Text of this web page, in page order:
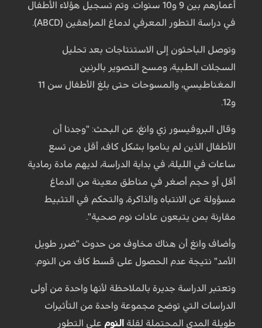
أعمارهم بين 9 و10 سنوات. وتم تسجيل هؤلاء الأطفال
في دراسة التطور المعرفي لدماغ المراهقين (ABCD).
وتوصل الباحثون إلى الاستنتاجات بعد تحليل
السجلات الطبية، ومسح التصوير بالرنين
المغناطيسي، والمسوحات حتى بلغ الأطفال سن 11
و12.
وقال البروفيسور زي وانغ، عن البحث: "وجدنا أن
الأطفال الذين لم يناموا بشكل كاف، أقل من تسع
ساعات في الليلة، في بداية الدراسة، لديهم مادة رمادية
أقل أو حجم أصغر في مناطق معينة من الدماغ
مسؤولة عن الانتباه والذاكرة، والتحكم في التثبيط
مقارنة بمن يتبعون عادات نوم صحية".
وأضاف وانغ أن هناك مخاوف من حدوث "ضرر طويل
الأمد" نتيجة عدم الحصول على قسط كاف من النوم.
وتعتبر الدراسة جديرة بالملاحظة لأنها واحدة من أولى
الدراسات التي توضح مجموعة واحدة من التأثيرات
طويلة المدى المحتملة لقلة النوم على التطور